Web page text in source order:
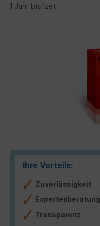
1 Jahr Laufzeit
Ihre Vorteile:
Zuverlässigkeit
Expertenberatung
Transparenz